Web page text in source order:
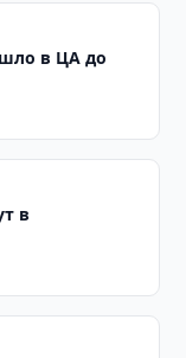
в ЦА до
в